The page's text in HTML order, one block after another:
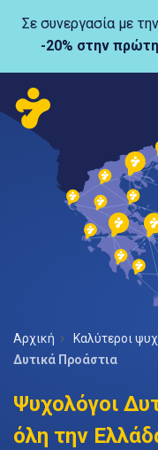
Σε συνεργασία με την
-20% στην
Αρχική Καλύτεροι
Δυτικά Προάστια
Ψυχολόγοι
όλη την